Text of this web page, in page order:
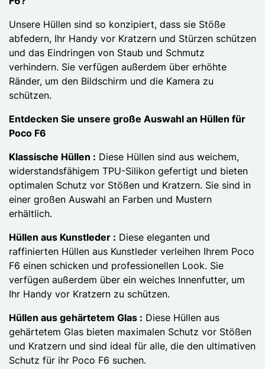
Unsere Hüllen sind so konzipiert, dass sie Stöße
abfedern, Ihr Handy vor Kratzern und Stürzen schützen
und das Eindringen von Staub und Schmutz
verhindern. Sie verfügen außerdem über erhöhte
Ränder, um den Bildschirm und die Kamera zu
schützen.
Entdecken Sie unsere große Auswahl an Hüllen für
Poco F6
Klassische Hüllen : Diese Hüllen sind aus weichem,
widerstandsfähigem TPU-Silikon gefertigt und bieten
optimalen Schutz vor Stößen und Kratzern. Sie sind in
einer großen Auswahl an Farben und Mustern
erhältlich.
Hüllen aus Kunstleder : Diese eleganten und
raffinierten Hüllen aus Kunstleder verleihen Ihrem Poco
F6 einen schicken und professionellen Look. Sie
verfügen außerdem über ein weiches Innenfutter, um
Ihr Handy vor Kratzern zu schützen.
Hüllen aus gehärtetem Glas : Diese Hüllen aus
gehärtetem Glas bieten maximalen Schutz vor Stößen
und Kratzern und sind ideal für alle, die den ultimativen
Schutz für ihr Poco F6 suchen.